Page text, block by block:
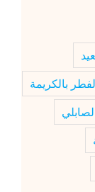
بالكريمة